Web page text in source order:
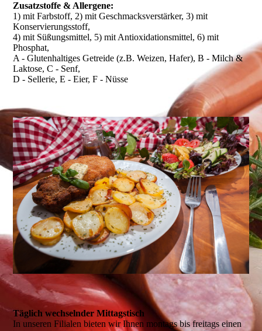
Zusatzstoffe & Allergene:
1) mit Farbstoff, 2) mit Geschmacksverstärker, 3) mit
Konservierungsstoff,
4) mit Süßungsmittel, 5) mit Antioxidationsmittel, 6) mit
Phosphat,
A - Glutenhaltiges Getreide (z.B. Weizen, Hafer), B - Milch &
Laktose, C - Senf,
D - Sellerie, E - Eier, F - Nüsse
Täglich wechselnder Mittagstisch
In unseren Filialen bieten wir Ihnen montags bis freitags einen